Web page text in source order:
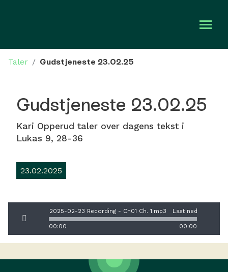
Bli med
Kalender
Gi en gave
Taler / Gudstjeneste 23.02.25
Gudstjeneste 23.02.25
Kari Opperud taler over dagens tekst i
Lukas 9, 28-36
23.02.2025
00:00 00:00
2025-02-23 Recording - Ch01 Ch. 1.mp3 Last ned